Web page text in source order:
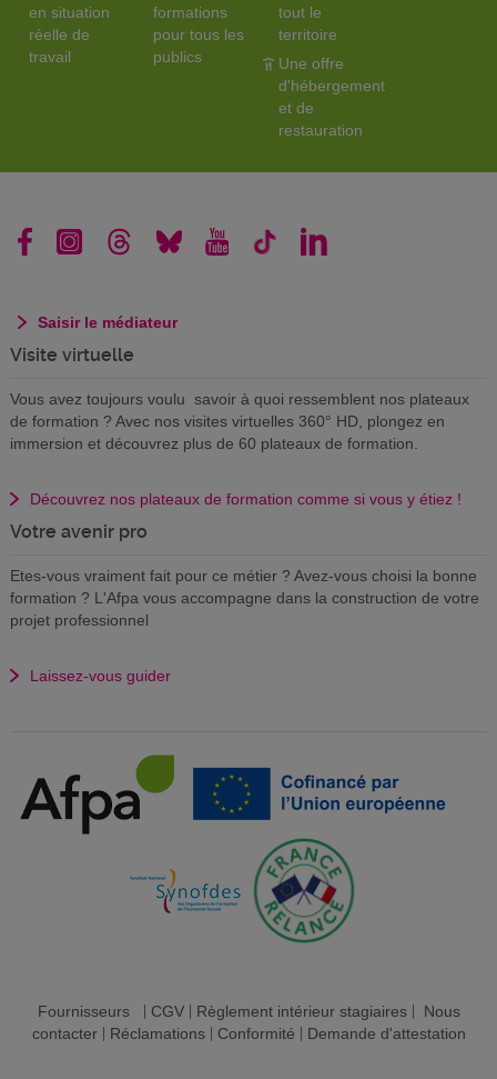
en situation
réelle de
travail
formations
pour tous les
publics
tout le
territoire
Une offre
d'hébergement
et de
restauration
Saisir le médiateur
Visite virtuelle
Vous avez toujours voulu savoir à quoi ressemblent nos plateaux
de formation ? Avec nos visites virtuelles 360° HD, plongez en
immersion et découvrez plus de 60 plateaux de formation.
Découvrez nos plateaux de formation comme si vous y étiez !
Votre avenir pro
Etes-vous vraiment fait pour ce métier ? Avez-vous choisi la bonne
formation ? L'Afpa vous accompagne dans la construction de votre
projet professionnel
Laissez-vous guider
Fournisseurs| CGV| Règlement intérieur stagiaires| Nous
contacter| Réclamations| Conformité Demande d'attestation